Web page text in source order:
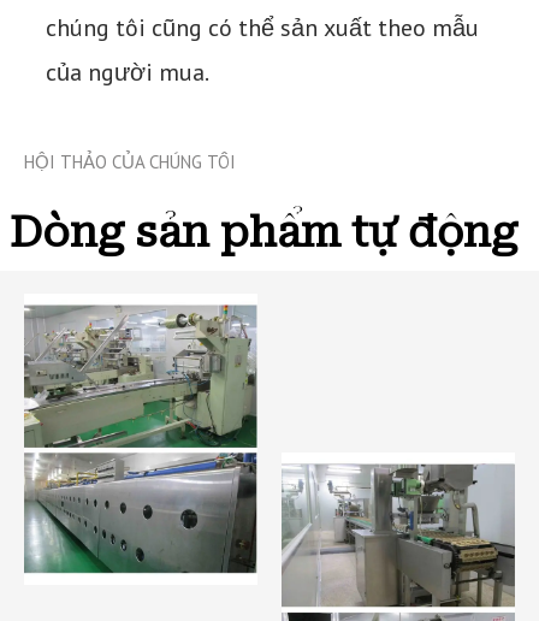
chúng tôi cũng có thể sản xuất theo mẫu
của người mua.
HỘI THẢO CỦA CHÚNG TÔI
Dòng sản phẩm tự động